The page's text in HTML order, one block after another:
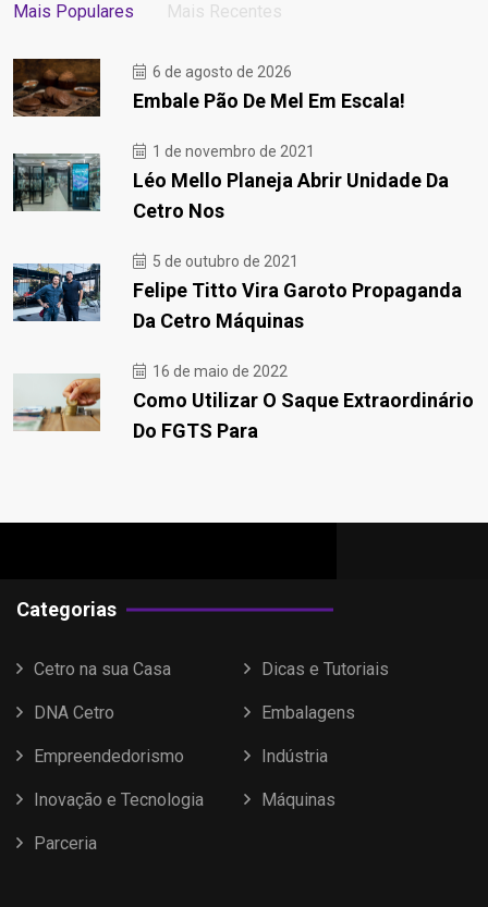
Mais Populares Mais Recentes
6 de agosto de 2026
Embale Pão De Mel Em Escala!
1 de novembro de 2021
Léo Mello Planeja Abrir Unidade Da
Cetro Nos
5 de outubro de 2021
Felipe Titto Vira Garoto Propaganda
Da Cetro Máquinas
16 de maio de 2022
Como Utilizar O Saque Extraordinário
Do FGTS Para
Categorias
Cetro na sua Casa Dicas e Tutoriais
DNA Cetro Embalagens
Empreendedorismo Indústria
Inovação e Tecnologia Máquinas
Parceria